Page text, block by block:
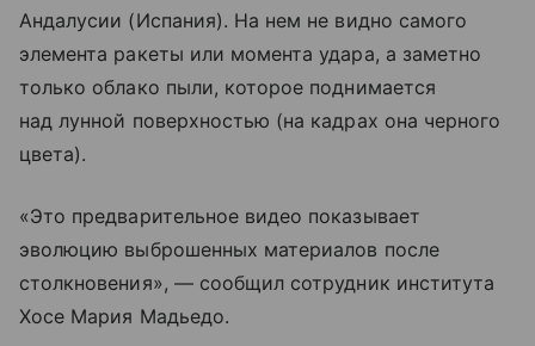
Андалусии (Испания). На нем не видно самого
элемента ракеты или момента удара, а заметно
только облако пыли, которое поднимается
над лунной поверхностью (на кадрах она черного
цвета).
«Это предварительное видео показывает
эволюцию выброшенных материалов после
столкновения», — сообщил сотрудник института
Хосе Мария Мадьедо.